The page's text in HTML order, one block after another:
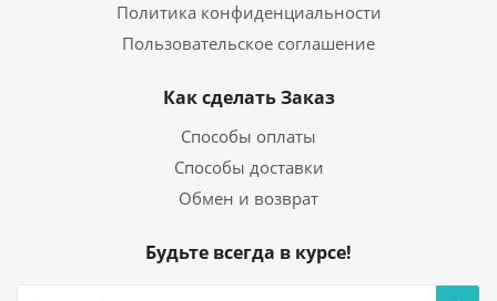
Политика конфиденциальности
Пользовательское соглашение
Как сделать Заказ
Способы оплаты
Способы доставки
Обмен и возврат
Будьте всегда в курсе!